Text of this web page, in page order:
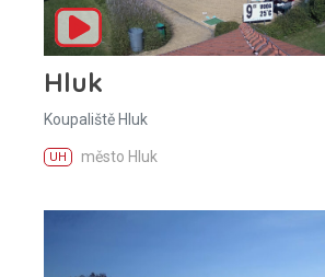
Hluk
Koupaliště Hluk
UH město Hluk